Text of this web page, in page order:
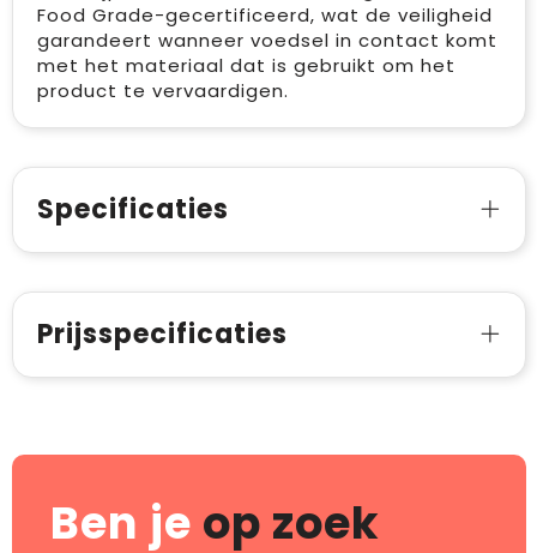
Food Grade-gecertificeerd, wat de veiligheid
garandeert wanneer voedsel in contact komt
met het materiaal dat is gebruikt om het
product te vervaardigen.
Specificaties
Prijsspecificaties
Ben je op zoek